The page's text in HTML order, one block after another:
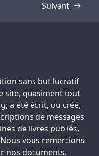
Suivant
Transcription
sans but lucratif
site, quasiment tout
a été écrit, ou créé,
de messages
de livres publiés,
vous remercions
nos documents.